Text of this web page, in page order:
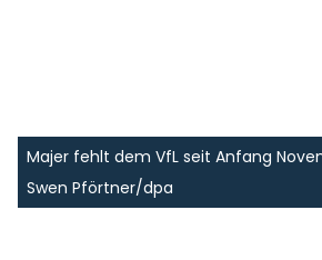
Majer fehlt dem VfL seit Anfang
Swen Pförtner/dpa